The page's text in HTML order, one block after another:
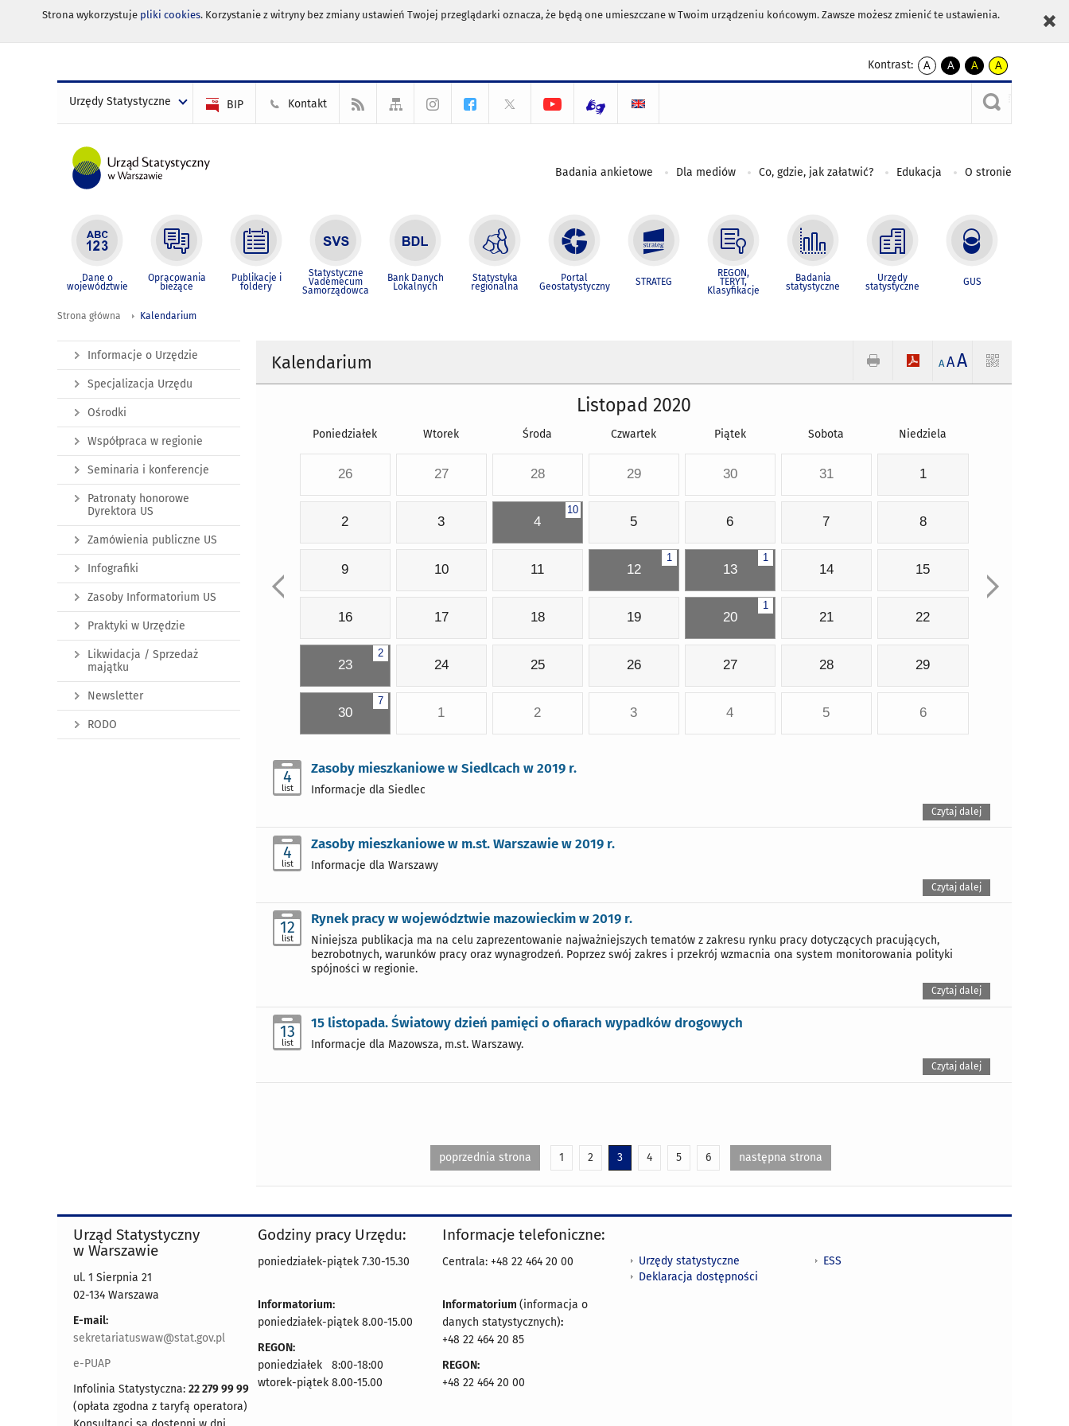
Strona wykorzystuje pliki cookies. Korzystanie z witryny bez zmiany ustawień Twojej przeglądarki oznacza, że będą one umieszczane w Twoim urządzeniu końcowym. Zawsze możesz zmienić te ustawienia.
Kontrast:
A
kontrast
A
kontrast
czarnym
A
kontrast
żółty
tekst
czarnym
A
kontrast
czarny
tekst
żółtym
Urzędy Statystyczne BIP Kontakt
Badania ankietowe Dla mediów Co, gdzie, jak załatwić? Edukacja O stronie
Dane o
województwie
Opracowania
bieżące
Publikacje i
foldery
Statystyczne
Vademecum
Samorządowca
Bank Danych
Lokalnych
Statystyka
regionalna
Portal
Geostatystyczny STRATEG
REGON,
TERYT,
Klasyfikacje
Badania
statystyczne
Urzędy
statystyczne GUS
Strona główna Kalendarium
Kalendarium A AA
Listopad 2020
Poniedziałek Wtorek Środa Czwartek Piątek Sobota Niedziela
26 27 28 29 30 31 1
2 3
10
4 5 6 7 8
9 10 11
1
12
1
13 14 15
16 17 18 19
1
20 21 22
2
23 24 25 26 27 28 29
7
30 1 2 3 4 5 6
4
list
Zasoby mieszkaniowe w Siedlcach w 2019 r.
Informacje dla Siedlec
Czytaj dalej
4
list
Zasoby mieszkaniowe w m.st. Warszawie w 2019 r.
Informacje dla Warszawy
Czytaj dalej
12
list
Rynek pracy w województwie mazowieckim w 2019 r.
Niniejsza publikacja ma na celu zaprezentowanie najważniejszych tematów z zakresu rynku pracy dotyczących pracujących,
bezrobotnych, warunków pracy oraz wynagrodzeń. Poprzez swój zakres i przekrój wzmacnia ona system monitorowania polityki
spójności w regionie.
Czytaj dalej
13
list
15 listopada. Światowy dzień pamięci o ofiarach wypadków drogowych
Informacje dla Mazowsza, m.st. Warszawy.
Czytaj dalej
poprzednia strona 1 2 3 4 5 6 następna strona
Informacje o Urzędzie
Specjalizacja Urzędu
Ośrodki
Współpraca w regionie
Seminaria i konferencje
Patronaty honorowe
Dyrektora US
Zamówienia publiczne US
Infografiki
Zasoby Informatorium US
Praktyki w Urzędzie
Likwidacja / Sprzedaż
majątku
Newsletter
RODO
Urząd Statystyczny
w Warszawie
ul. 1 Sierpnia 21
02-134 Warszawa
E-mail:
sekretariatuswaw@stat.gov.pl
e-PUAP
Infolinia Statystyczna: 22 279 99 99
(opłata zgodna z taryfą operatora)
Godziny pracy Urzędu:
poniedziałek-piątek 7.30-15.30
Informatorium:
poniedziałek-piątek 8.00-15.00
REGON:
poniedziałek 8:00-18:00
wtorek-piątek 8.00-15.00
Informacje telefoniczne:
Centrala: +48 22 464 20 00
Informatorium (informacja o
danych statystycznych):
+48 22 464 20 85
REGON:
+48 22 464 20 00
Urzędy statystyczne
Deklaracja dostępności
ESS